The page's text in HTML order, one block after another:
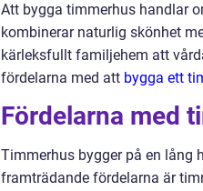
Att bygga timmerhus handlar
kombinerar naturlig skönhet
kärleksfullt familjehem att
fördelarna med att bygga ett
Fördelarna med
Timmerhus bygger på en lång
framträdande fördelarna är